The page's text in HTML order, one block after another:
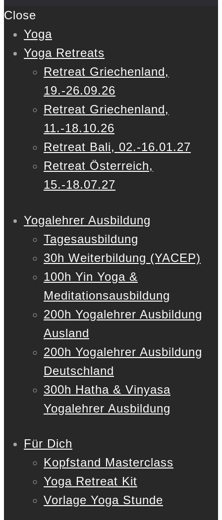
Close
Yoga
Yoga Retreats
Retreat Griechenland,
19.-26.09.26
Retreat Griechenland,
11.-18.10.26
Retreat Bali, 02.-16.01.27
Retreat Österreich,
15.-18.07.27
Yogalehrer Ausbildung
Tagesausbildung
30h Weiterbildung (YACEP)
100h Yin Yoga &
Meditationsausbildung
200h Yogalehrer Ausbildung
Ausland
200h Yogalehrer Ausbildung
Deutschland
300h Hatha & Vinyasa
Yogalehrer Ausbildung
Für Dich
Kopfstand Masterclass
Yoga Retreat Kit
Vorlage Yoga Stunde